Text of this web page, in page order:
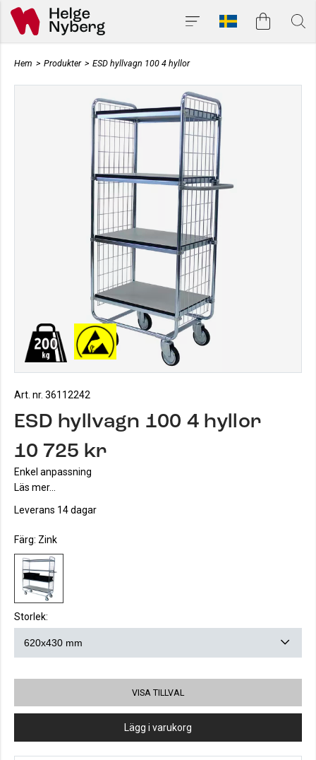
Hem > Produkter > ESD hyllvagn 100 4 hyllor
Art. nr. 36112242
ESD hyllvagn 100 4 hyllor
10 725 kr
Enkel anpassning
Läs mer...
Leverans 14 dagar
Färg: Zink
Storlek:
VISA TILLVAL
Lägg i varukorg